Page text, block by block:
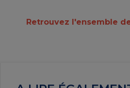
Retrouvez l'ensemble